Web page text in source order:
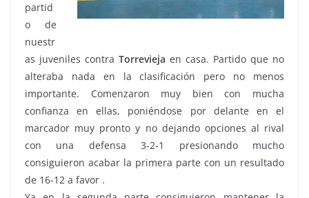
partid
o de
nuestr
as juveniles contra Torrevieja en casa. Partido que no
alteraba nada en la clasificación pero no menos
importante. Comenzaron muy bien con mucha
confianza en ellas, poniéndose por delante en el
marcador muy pronto y no dejando opciones al rival
con una defensa 3-2-1 presionando mucho
consiguieron acabar la primera parte con un resultado
de 16-12 a favor .